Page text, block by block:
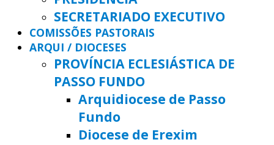
SECRETARIADO EXECUTIVO
COMISSÕES PASTORAIS
ARQUI / DIOCESES
PROVÍNCIA ECLESIÁSTICA DE
PASSO FUNDO
Arquidiocese de Passo
Fundo
Diocese de Erexim